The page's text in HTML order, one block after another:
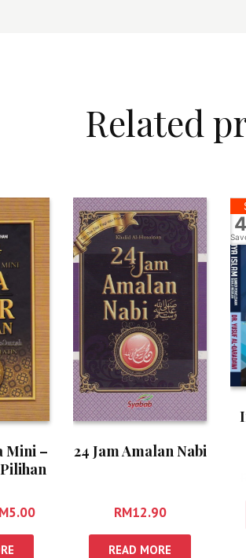
Related
Mini –
5.00
24 Jam Amalan Nabi
RM12.90
READ MORE